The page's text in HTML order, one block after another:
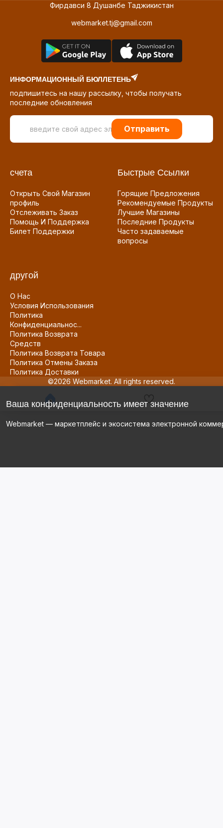
Фирдавси 8 Душанбе Таджикистан
webmarket.tj@gmail.com
ИНФОРМАЦИОННЫЙ БЮЛЛЕТЕНЬ
подпишитесь на нашу рассылку, чтобы получать
последние обновления
Отправить
счета
Открыть Свой Магазин
профиль
Отслеживать Заказ
Помощь И Поддержка
Билет Поддержки
Быстрые Ссылки
Горящие Предложения
Рекомендуемые Продукты
Лучшие Магазины
Последние Продукты
Часто задаваемые
вопросы
другой
О Нас
Условия Использования
Политика
Конфиденциальнос...
Политика Возврата
Средств
Политика Возврата Товара
Политика Отмены Заказа
Политика Доставки
©2026 Webmarket. All rights reserved.
Ваша конфиденциальность имеет значение
Webmarket — маркетплейс и экосистема электронной